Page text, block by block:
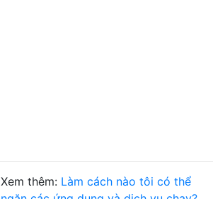
Xem thêm: Làm cách nào tôi có thể